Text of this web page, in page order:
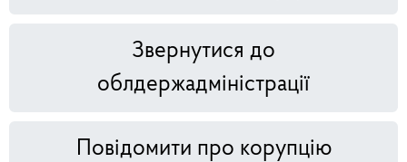
Звернутися до
облдержадміністрації
Повідомити про корупцію